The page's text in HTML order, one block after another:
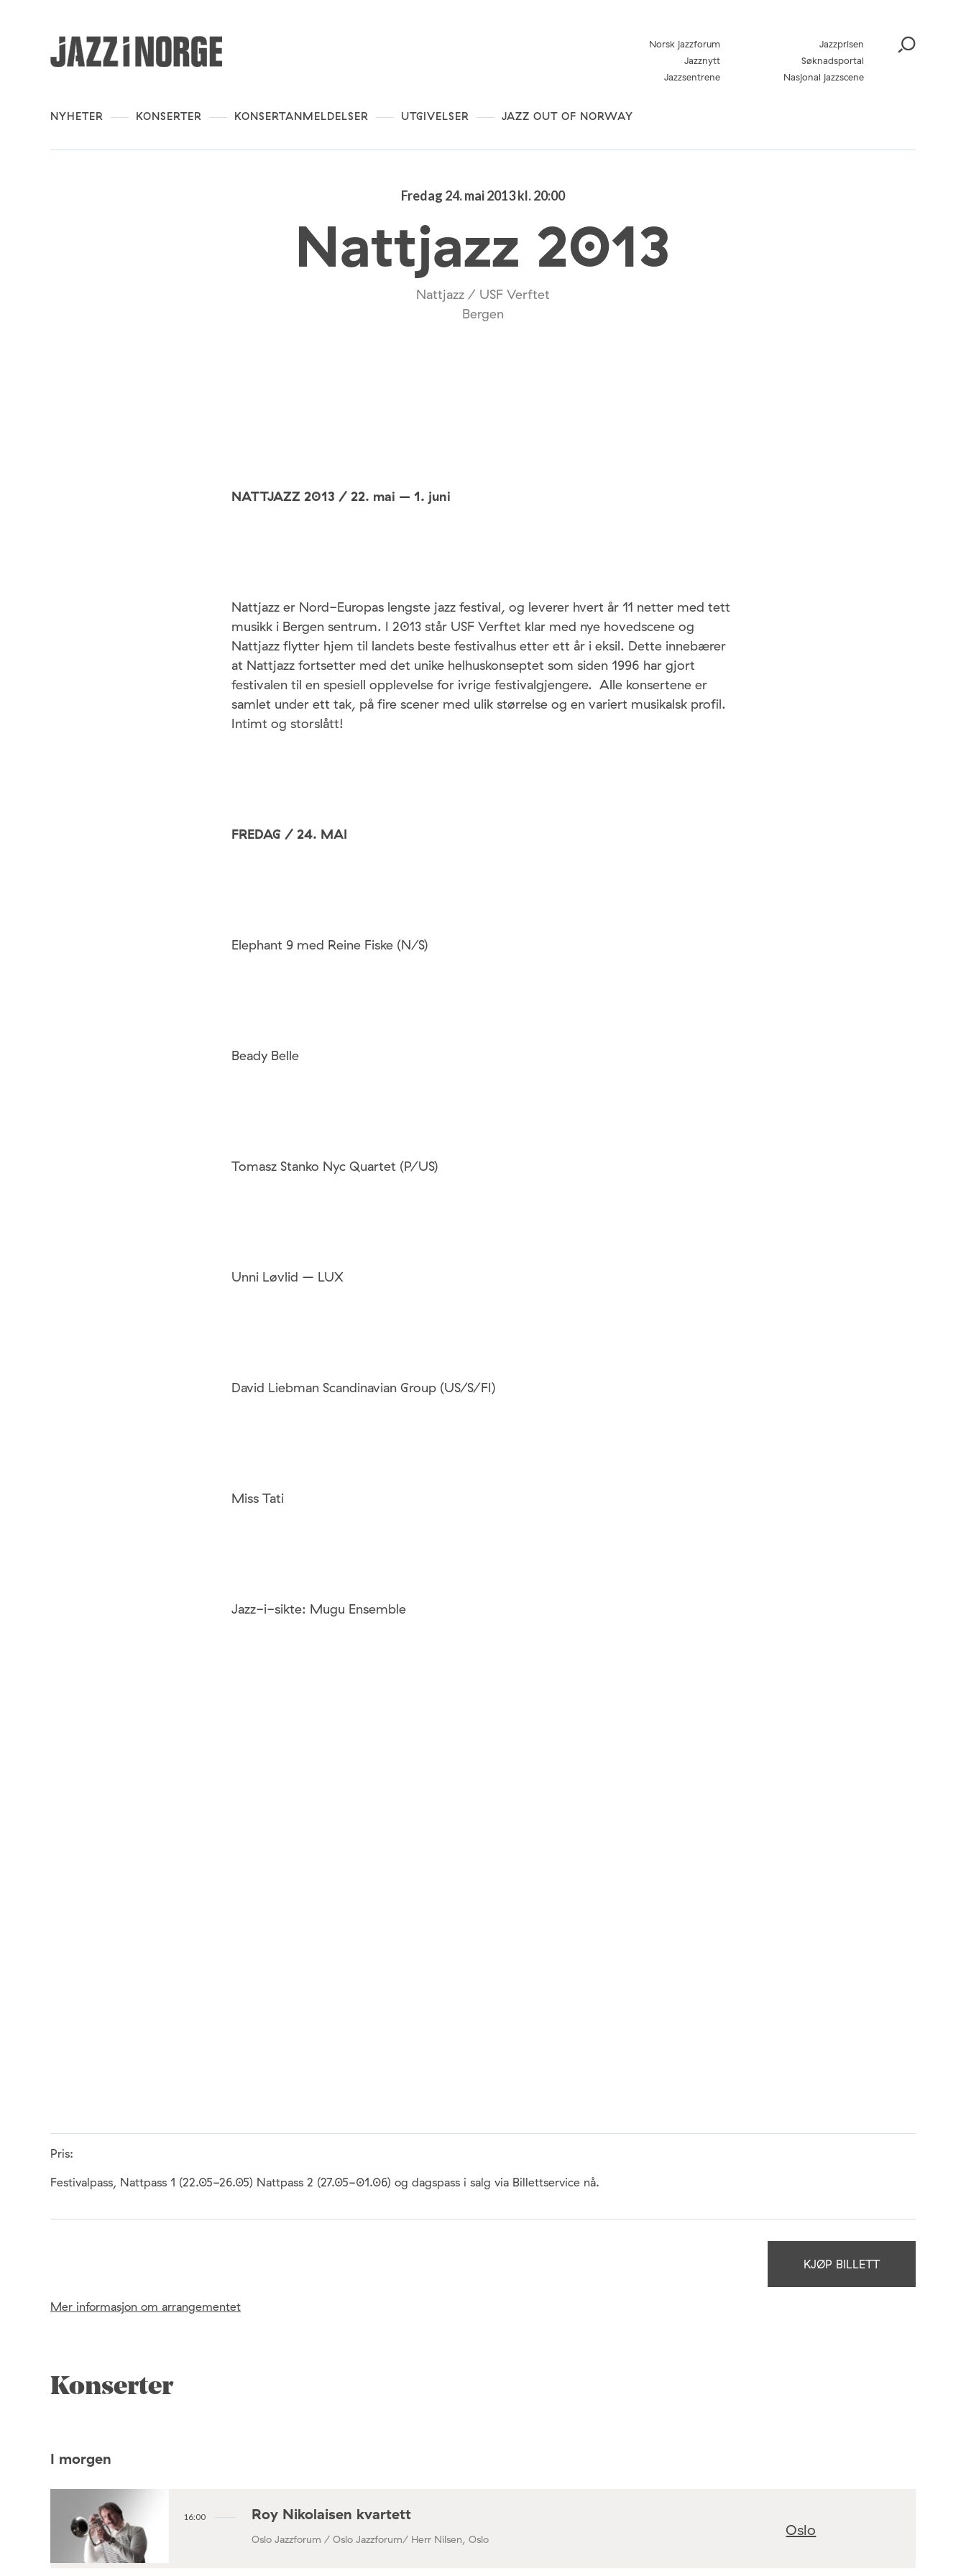
NYHETER KONSERTER KONSERTANMELDELSER UTGIVELSER JAZZ OUT OF NORWAY
Norsk jazzforum
Jazzprisen
Jazznytt
Søknadsportal
Jazzsentrene
Nasjonal jazzscene
Fredag 24. mai 2013 kl. 20:00
Nattjazz 2013
Nattjazz / USF Verftet
Bergen
NATTJAZZ 2013 / 22. mai – 1. juni
Nattjazz er Nord-Europas lengste jazz festival, og leverer hvert år 11 netter med tett
musikk i Bergen sentrum. I 2013 står USF Verftet klar med nye hovedscene og
Nattjazz flytter hjem til landets beste festivalhus etter ett år i eksil. Dette innebærer
at Nattjazz fortsetter med det unike helhuskonseptet som siden 1996 har gjort
festivalen til en spesiell opplevelse for ivrige festivalgjengere. Alle konsertene er
samlet under ett tak, på fire scener med ulik størrelse og en variert musikalsk profil.
Intimt og storslått!
FREDAG / 24. MAI
Elephant 9 med Reine Fiske (N/S)
Beady Belle
Tomasz Stanko Nyc Quartet (P/US)
Unni Løvlid – LUX
David Liebman Scandinavian Group (US/S/FI)
Miss Tati
Jazz-i-sikte: Mugu Ensemble
Pris:
Festivalpass, Nattpass 1 (22.05-26.05) Nattpass 2 (27.05-01.06) og dagspass i salg via Billettservice nå.
KJØP BILLETT
Mer informasjon om arrangementet
Konserter
I morgen
16:00 Roy Nikolaisen kvartett
Oslo Jazzforum / Oslo Jazzforum/ Herr Nilsen, Oslo
Oslo